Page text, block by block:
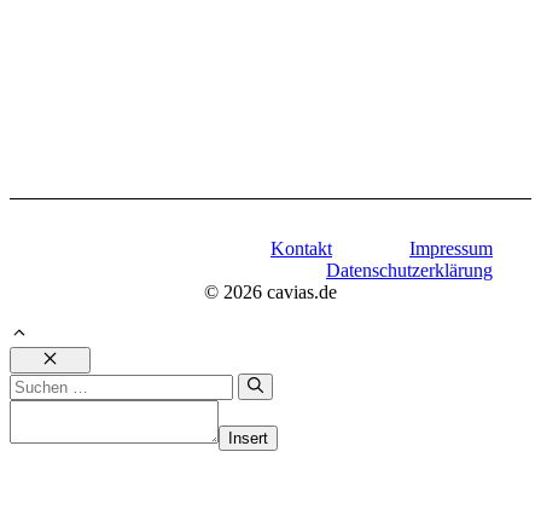
© 2026 cavias.de
Kontakt
Impressum
Datenschutzerklärung
Schließen
Suchen
nach:
Insert